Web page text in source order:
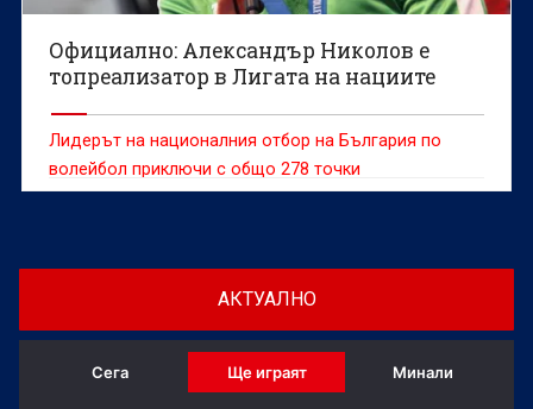
Официално: Александър Николов е
топреализатор в Лигата на нациите
Лидерът на националния отбор на България по
волейбол приключи с общо 278 точки
АКТУАЛНО
Сега Ще играят Минали